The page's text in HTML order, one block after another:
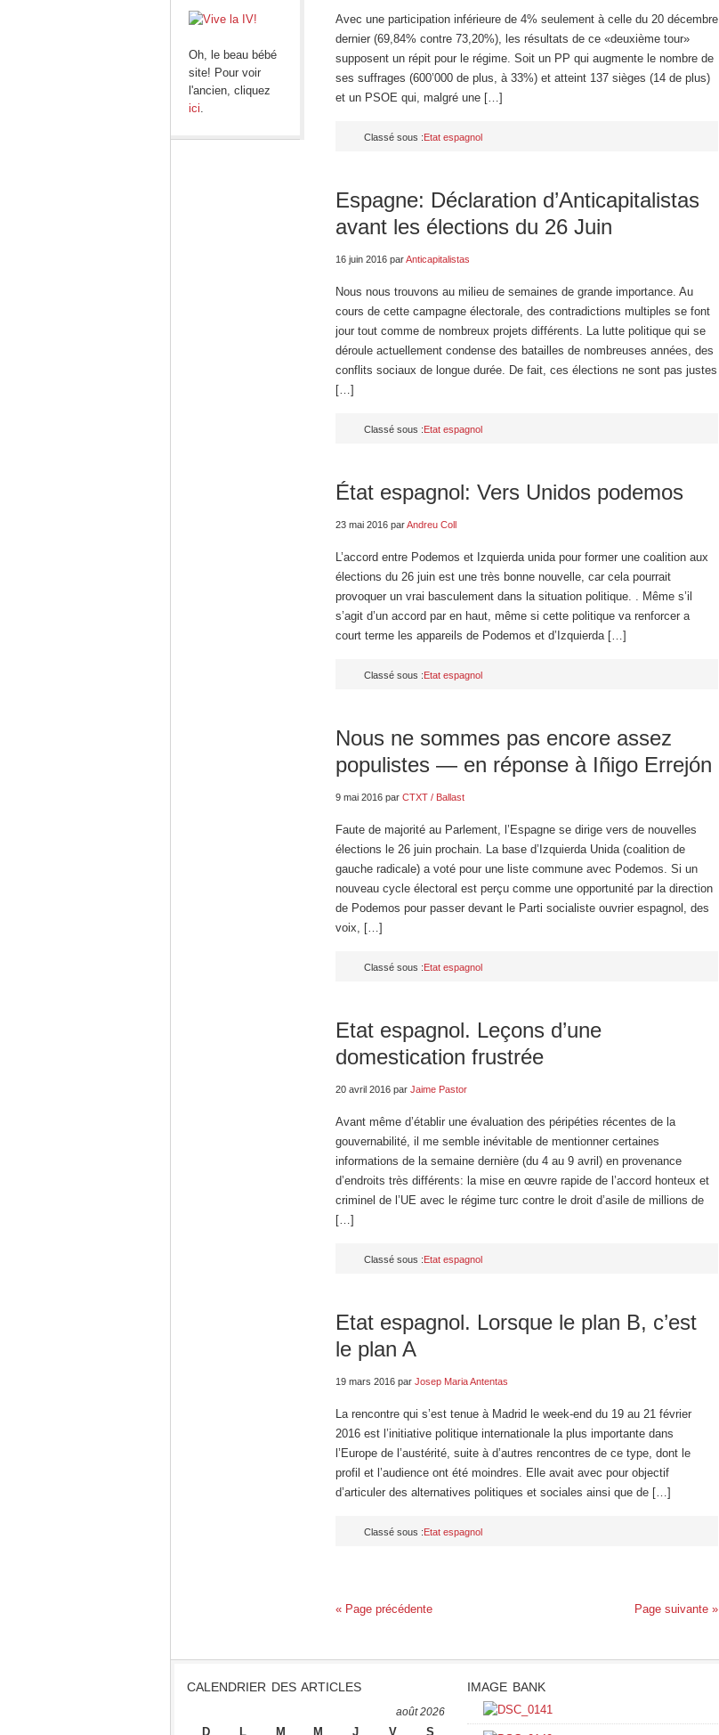
Avec une participation inférieure de 4% seulement à celle du 20 décembre
dernier (69,84% contre 73,20%), les résultats de ce «deuxième tour»
supposent un répit pour le régime. Soit un PP qui augmente le nombre de
ses suffrages (600’000 de plus, à 33%) et atteint 137 sièges (14 de plus)
et un PSOE qui, malgré une […]
Classé sous :Etat espagnol
Espagne: Déclaration d’Anticapitalistas
avant les élections du 26 Juin
16 juin 2016 parAnticapitalistas
Nous nous trouvons au milieu de semaines de grande importance. Au
cours de cette campagne électorale, des contradictions multiples se font
jour tout comme de nombreux projets différents. La lutte politique qui se
déroule actuellement condense des batailles de nombreuses années, des
conflits sociaux de longue durée. De fait, ces élections ne sont pas justes
[…]
Classé sous :Etat espagnol
État espagnol: Vers Unidos podemos
23 mai 2016 parAndreu Coll
L’accord entre Podemos et Izquierda unida pour former une coalition aux
élections du 26 juin est une très bonne nouvelle, car cela pourrait
provoquer un vrai basculement dans la situation politique. . Même s’il
s’agit d’un accord par en haut, même si cette politique va renforcer a
court terme les appareils de Podemos et d’Izquierda […]
Classé sous :Etat espagnol
Nous ne sommes pas encore assez
populistes — en réponse à Iñigo Errejón
9 mai 2016 par CTXT / Ballast
Faute de majorité au Parlement, l’Espagne se dirige vers de nouvelles
élections le 26 juin prochain. La base d’Izquierda Unida (coalition de
gauche radicale) a voté pour une liste commune avec Podemos. Si un
nouveau cycle électoral est perçu comme une opportunité par la direction
de Podemos pour passer devant le Parti socialiste ouvrier espagnol, des
voix, […]
Classé sous :Etat espagnol
Etat espagnol. Leçons d’une
domestication frustrée
20 avril 2016 par Jaime Pastor
Avant même d’établir une évaluation des péripéties récentes de la
gouvernabilité, il me semble inévitable de mentionner certaines
informations de la semaine dernière (du 4 au 9 avril) en provenance
d’endroits très différents: la mise en œuvre rapide de l’accord honteux et
criminel de l’UE avec le régime turc contre le droit d’asile de millions de
[…]
Classé sous :Etat espagnol
Etat espagnol. Lorsque le plan B, c’est
le plan A
19 mars 2016 par Josep Maria Antentas
La rencontre qui s’est tenue à Madrid le week-end du 19 au 21 février
2016 est l’initiative politique internationale la plus importante dans
l’Europe de l’austérité, suite à d’autres rencontres de ce type, dont le
profil et l’audience ont été moindres. Elle avait avec pour objectif
d’articuler des alternatives politiques et sociales ainsi que de […]
Classé sous :Etat espagnol
« Page précédente Page suivante »
Oh, le beau bébé
site! Pour voir
l'ancien, cliquez
ici.
CALENDRIER DES ARTICLES
août 2026
D L M M J V S
IMAGE BANK